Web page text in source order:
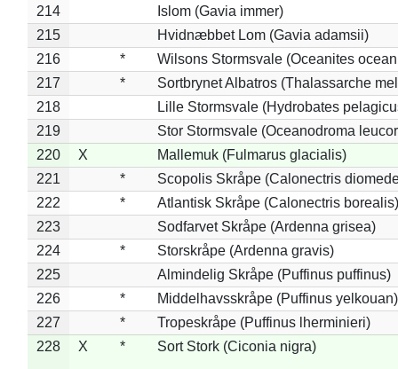
214
Islom (Gavia immer)
215
Hvidnæbbet Lom (Gavia adamsii)
216
*
Wilsons Stormsvale (Oceanites
217
*
Sortbrynet Albatros (Thalassarche
218
Lille Stormsvale (Hydrobates
219
Stor Stormsvale (Oceanodroma
220
X
Mallemuk (Fulmarus glacialis)
221
*
Scopolis Skråpe (Calonectris
222
*
Atlantisk Skråpe (Calonectris borealis)
223
Sodfarvet Skråpe (Ardenna grisea)
224
*
Storskråpe (Ardenna gravis)
225
Almindelig Skråpe (Puffinus puffinus)
226
*
Middelhavsskråpe (Puffinus yelkouan)
227
*
Tropeskråpe (Puffinus lherminieri)
228
X * Sort Stork (Ciconia nigra)